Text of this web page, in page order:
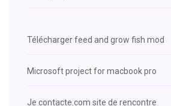
Télécharger feed and grow fish mod
Microsoft project for macbook pro
Je contacte.com site de rencontre